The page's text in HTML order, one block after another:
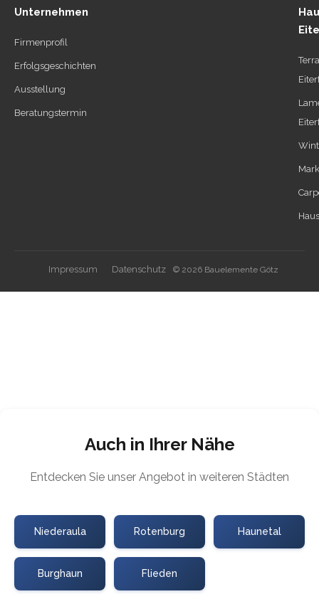
Unternehmen
Firmenprofil
Erfolgsgeschichten
Ausstellung
Beratungstermin
Impressum Datenschutz © 2026 Bauelemente Götz
Auch in Ihrer Nähe
Entdecken Sie unser Angebot in weiteren Städten
Niederaula Rotenburg Haunetal
Burghaun Flieden